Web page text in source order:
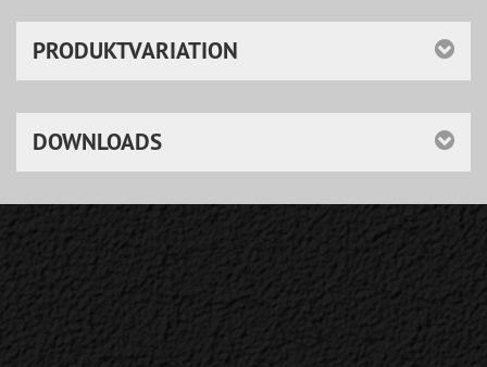
PRODUKTVARIATION
DOWNLOADS